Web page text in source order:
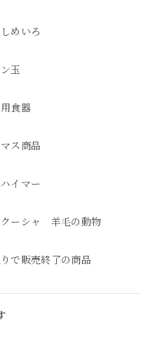
めいろ
玉
食器
ス商品
イマー
ーシャ 羊毛の動物
で販売終了の商品